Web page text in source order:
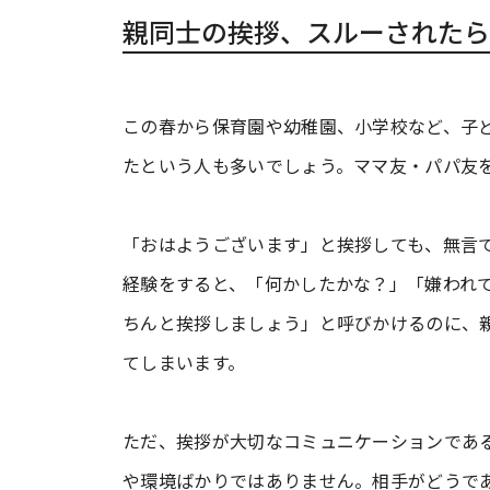
親同士の挨拶、スルーされた
この春から保育園や幼稚園、小学校など、
たという人も多いでしょう。ママ友・パパ
「おはようございます」と挨拶しても、無
経験をすると、「何かしたかな？」「嫌わ
ちんと挨拶しましょう」と呼びかけるのに
てしまいます。
ただ、挨拶が大切なコミュニケーションで
や環境ばかりではありません。相手がどう